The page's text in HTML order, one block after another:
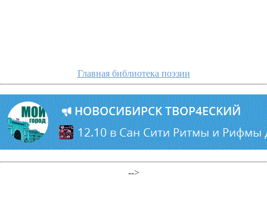
Главная библиотека поэзии
-->